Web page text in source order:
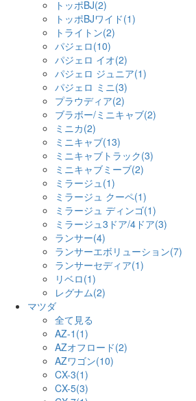
トッポBJ(2)
トッポBJワイド(1)
トライトン(2)
パジェロ(10)
パジェロ イオ(2)
パジェロ ジュニア(1)
パジェロ ミニ(3)
プラウディア(2)
ブラボー/ミニキャブ(2)
ミニカ(2)
ミニキャブ(13)
ミニキャブトラック(3)
ミニキャブミーブ(2)
ミラージュ(1)
ミラージュ クーペ(1)
ミラージュ ディンゴ(1)
ミラージュ3ドア/4ドア(3)
ランサー(4)
ランサーエボリューション(7)
ランサーセディア(1)
リベロ(1)
レグナム(2)
マツダ
全て見る
AZ-1(1)
AZオフロード(2)
AZワゴン(10)
CX-3(1)
CX-5(3)